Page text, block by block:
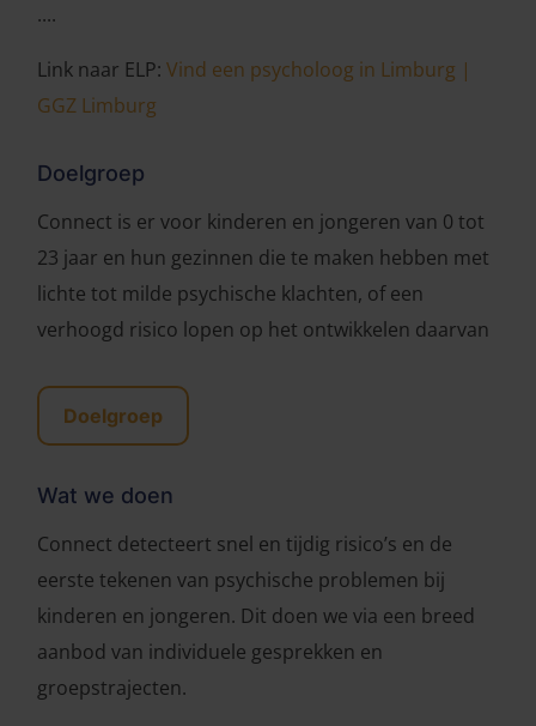
....
Link naar ELP: Vind een psycholoog in Limburg |
GGZ Limburg
Doelgroep
Connect is er voor kinderen en jongeren van 0 tot
23 jaar en hun gezinnen die te maken hebben met
lichte tot milde psychische klachten, of een
verhoogd risico lopen op het ontwikkelen daarvan
Doelgroep
Wat we doen
Connect detecteert snel en tijdig risico’s en de
eerste tekenen van psychische problemen bij
kinderen en jongeren. Dit doen we via een breed
aanbod van individuele gesprekken en
groepstrajecten.